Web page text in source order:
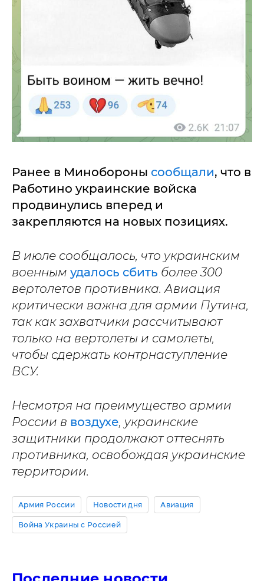
Ранее в Минобороны сообщали, что в
Работино украинские войска
продвинулись вперед и
закрепляются на новых позициях.
В июле сообщалось, что украинским
военным удалось сбить более 300
вертолетов противника. Авиация
критически важна для армии Путина,
так как захватчики рассчитывают
только на вертолеты и самолеты,
чтобы сдержать контрнаступление
ВСУ.
Несмотря на преимущество армии
России в воздухе, украинские
защитники продолжают оттеснять
противника, освобождая украинские
территории.
Армия России Новости дня Авиация
Война Украины с Россией